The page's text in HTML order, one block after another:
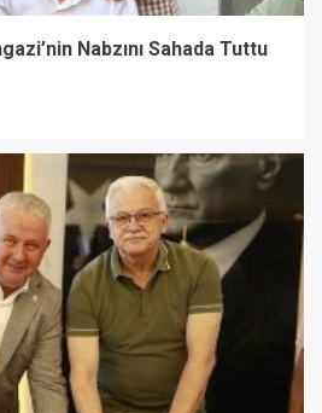
Nabzını Sahada Tuttu